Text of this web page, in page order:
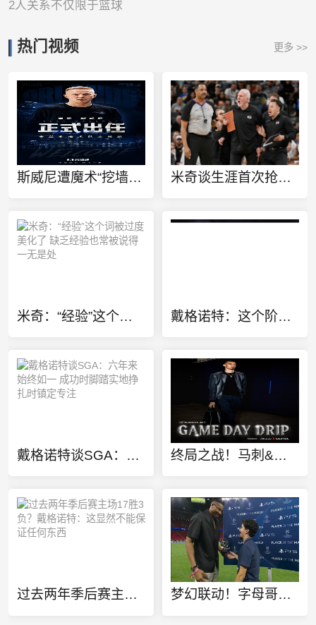
2人关系不仅限于篮球
热门视频 更多 >>
斯威尼遭魔术“挖墙脚”！米奇：我为他感到兴奋 这是他应得的！ 米奇谈生涯首次抢七：确实有向一些值得信赖&经验丰富的人请教
米奇：“经验”这个词被过度美化了 缺乏经验也常被说得一无是处 戴格诺特：这个阶段就是关于意志力的较量 我相信马刺也有同感！
戴格诺特谈SGA：六年来始终如一 成功时脚踏实地挣扎时镇定专注 终局之战！马刺&雷霆入场穿搭 文班亚马黑衣人 SGA、切特黑白双煞
过去两年季后赛主场17胜3负？戴格诺特：这显然不能保证任何东西 梦幻联动！字母哥现身欧冠决赛现场 将最佳球员奖杯颁给维蒂尼亚